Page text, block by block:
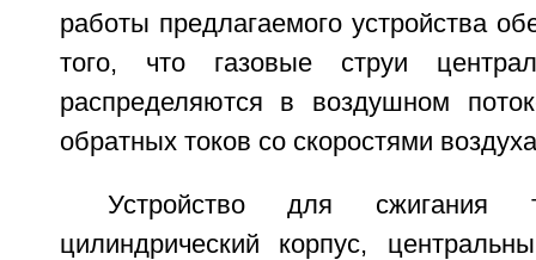
работы предлагаемого устройства
того, что газовые струи
распределяются в воздушном
обратных токов со скоростями
Устройство для сжигания
цилиндрический корпус,